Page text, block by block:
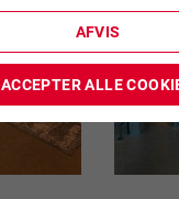
AFVIS
ACCEPTER ALLE